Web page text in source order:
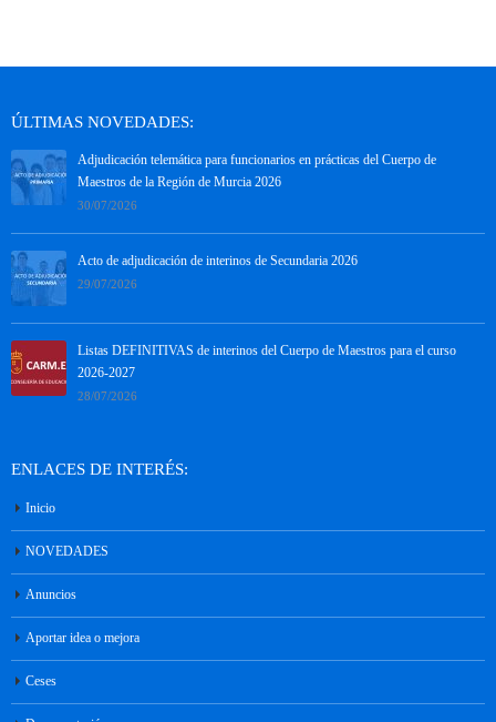
ÚLTIMAS NOVEDADES:
Adjudicación telemática para funcionarios en prácticas del Cuerpo de
Maestros de la Región de Murcia 2026
30/07/2026
Acto de adjudicación de interinos de Secundaria 2026
29/07/2026
Listas DEFINITIVAS de interinos del Cuerpo de Maestros para el curso
2026-2027
28/07/2026
ENLACES DE INTERÉS:
Inicio
NOVEDADES
Anuncios
Aportar idea o mejora
Ceses